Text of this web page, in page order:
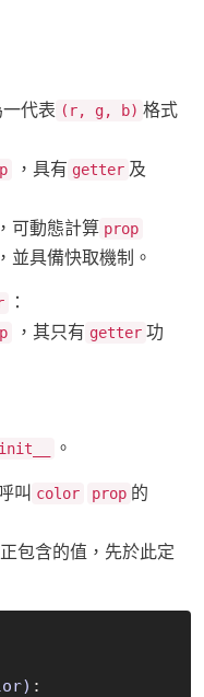
一代表 (r, g, b) 格式
，具有 getter 及
，可動態計算 prop
，並具備快取機制。
：
，其只有 getter 功
。
叫 color prop 的
包含的值，先於此定
: